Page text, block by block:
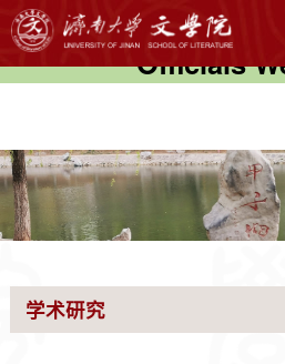
伟德国际
Officials
学术研究